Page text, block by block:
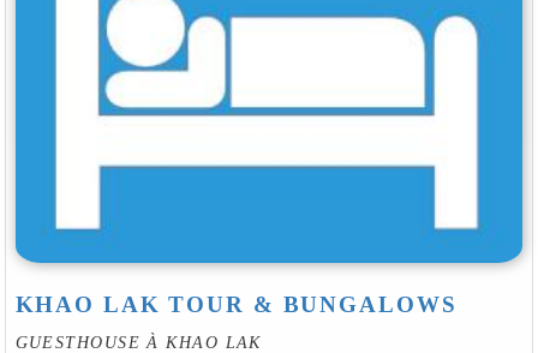
KHAO LAK TOUR & BUNGALOWS
GUESTHOUSE À KHAO LAK